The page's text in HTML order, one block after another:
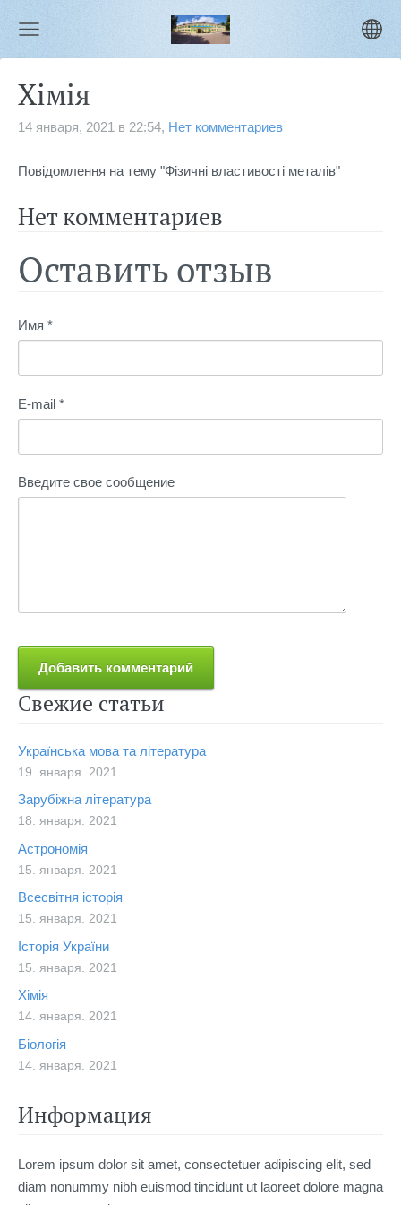
Свежие статьи
Українська мова та література
19. января. 2021
Зарубіжна література
18. января. 2021
Астрономія
15. января. 2021
Всесвітня історія
15. января. 2021
Історія України
15. января. 2021
Хімія
14. января. 2021
Біологія
14. января. 2021
Информация
Lorem ipsum dolor sit amet, consectetuer adipiscing elit, sed
diam nonummy nibh euismod tincidunt ut laoreet dolore magna
Хімія
14 января, 2021 в 22:54, Нет комментариев
Повідомлення на тему "Фізичні властивості металів"
Нет комментариев
Оставить отзыв
Имя *
E-mail *
Введите свое сообщение